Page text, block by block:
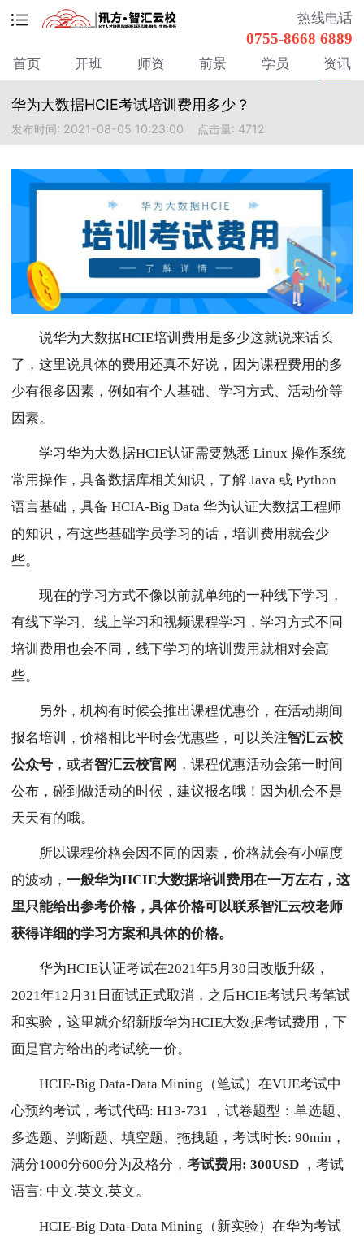
热线电话
0755-8668 6889
首页 开班 师资 前景 学员 资讯
华为大数据HCIE考试培训费用多少？
发布时间: 2021-08-05 10:23:00 点击量: 4712
说华为大数据HCIE培训费用是多少这就说来话长
了，这里说具体的费用还真不好说，因为课程费用的多
少有很多因素，例如有个人基础、学习方式、活动价等
因素。
学习华为大数据HCIE认证需要熟悉 Linux 操作系统
常用操作，具备数据库相关知识，了解 Java 或 Python
语言基础，具备 HCIA-Big Data 华为认证大数据工程师
的知识，有这些基础学员学习的话，培训费用就会少
些。
现在的学习方式不像以前就单纯的一种线下学习，
有线下学习、线上学习和视频课程学习，学习方式不同
培训费用也会不同，线下学习的培训费用就相对会高
些。
另外，机构有时候会推出课程优惠价，在活动期间
报名培训，价格相比平时会优惠些，可以关注智汇云校
公众号 ，或者智汇云校官网 ，课程优惠活动会第一时间
公布，碰到做活动的时候，建议报名哦！因为机会不是
天天有的哦。
所以课程价格会因不同的因素，价格就会有小幅度
的波动，一般华为HCIE大数据培训费用在一万左右，这
里只能给出参考价格，具体价格可以联系智汇云校老师
获得详细的学习方案和具体的价格。
华为HCIE认证考试在2021年5月30日改版升级，
2021年12月31日面试正式取消，之后HCIE考试只考笔试
和实验，这里就介绍新版华为HCIE大数据考试费用，下
面是官方给出的考试统一价。
HCIE-Big Data-Data Mining（笔试）在VUE考试中
心预约考试，考试代码: H13-731 ，试卷题型：单选题、
多选题、判断题、填空题、拖拽题，考试时长: 90min，
满分1000分600分为及格分，考试费用: 300USD ，考试
语言: 中文,英文,英文。
HCIE-Big Data-Data Mining（新实验）在华为考试